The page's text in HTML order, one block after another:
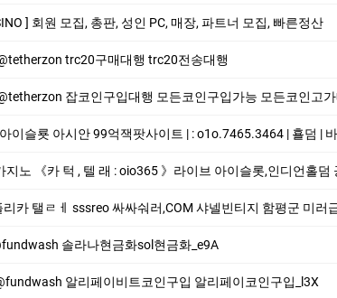
] 회원 모집, 총판, 성인 PC, 매장, 파트너 모집, 빠른정산
trc20구매대행 trc20전송대행
잡코인구입대행 모든코인구입가능 모든코인고가매입 개인지
이슬룟 아시안 99억잭­팟사이트 | : o1o.7465.3464 | 횰덤 |
지노 《카 턱 , 텔 래 : oio365 》라이브 아이슬롯,인디언홀덤
카 탤ㄹㅔ sssreo 싸싸숴러,COM 샤넬빈티지 함평군 미러급 1대1 직
솔라나현금화sol현금화_e9A
알리페이비트코인구입 알리페이코인구입_l3X